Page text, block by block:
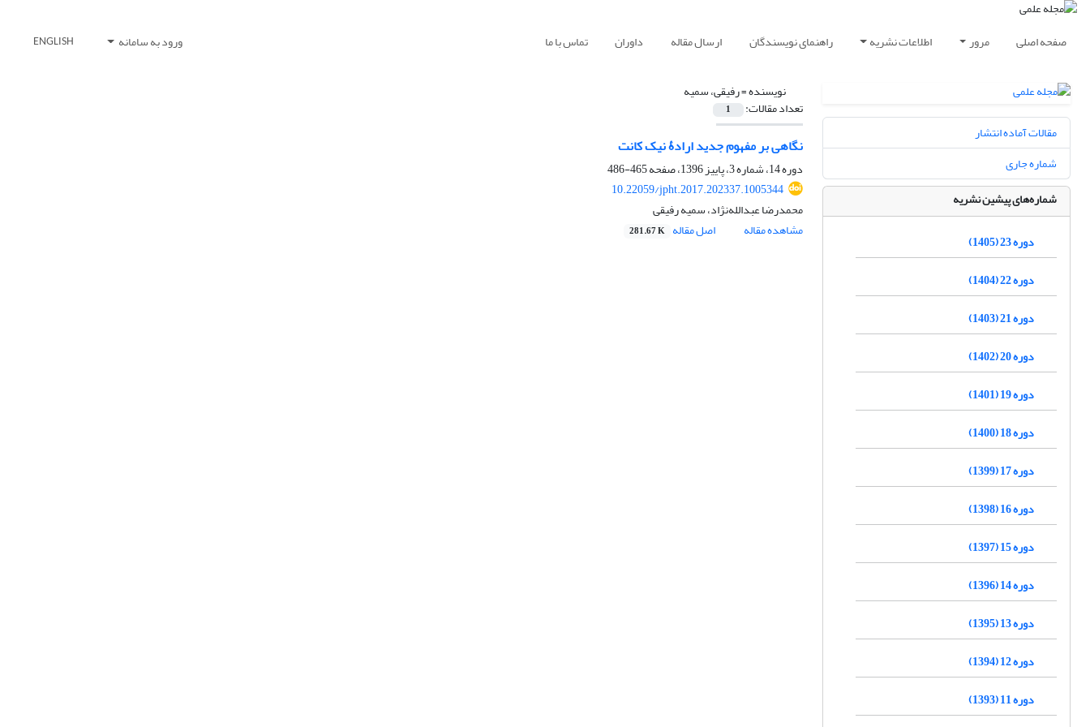
صفحه اصلی مرور اطلاعات نشریه راهنمای نویسندگان ارسال مقاله داوران تماس با ما ورود به سامانه ENGLISH
نویسنده =رفیقی، سمیه
تعداد مقالات: 1
نگاهی بر مفهوم جدید ارادۀ نیک کانت
دوره 14، شماره 3، پاییز 1396، صفحه
465-486
10.22059/jpht.2017.202337.1005344
محمدرضا عبدالله‌نژاد، سمیه رفیقی
مشاهده مقاله
اصل مقاله 281.67 K
مقالات آماده انتشار
شماره جاری
شماره‌های پیشین نشریه
دوره 23 (1405)
دوره 22 (1404)
دوره 21 (1403)
دوره 20 (1402)
دوره 19 (1401)
دوره 18 (1400)
دوره 17 (1399)
دوره 16 (1398)
دوره 15 (1397)
دوره 14 (1396)
دوره 13 (1395)
دوره 12 (1394)
دوره 11 (1393)